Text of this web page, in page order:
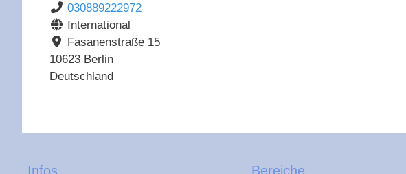
030889222972
International
Fasanenstraße 15
10623 Berlin
Deutschland
Infos Bereiche